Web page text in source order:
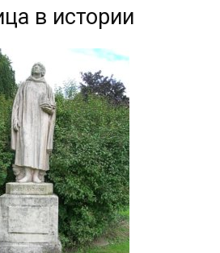
в истории